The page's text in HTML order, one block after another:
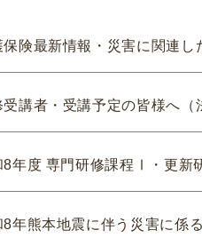
保険最新情報・災害に関連
受講者・受講予定の皆様へ
8年度 専門研修課程Ⅰ・更
8年熊本地震に伴う災害に係